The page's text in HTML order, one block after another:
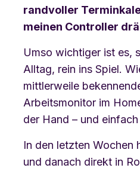
randvoller
meinen Controller
Umso wichtiger ist es,
Alltag, rein ins Spiel.
mittlerweile
Arbeitsmonitor im
der Hand – und
In den letzten Wochen
und danach direkt in